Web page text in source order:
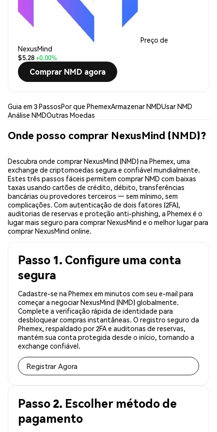
Preço de
NexusMind
$5.28+0.00%
Comprar NMD agora
Guia em 3 PassosPor que PhemexArmazenar NMDUsar NMD
Análise NMDOutras Moedas
Onde posso comprar NexusMind (NMD)?
Descubra onde comprar NexusMind (NMD) na Phemex, uma
exchange de criptomoedas segura e confiável mundialmente.
Estes três passos fáceis permitem comprar NMD com baixas
taxas usando cartões de crédito, débito, transferências
bancárias ou provedores terceiros — sem mínimo, sem
complicações. Com autenticação de dois fatores (2FA),
auditorias de reservas e proteção anti-phishing, a Phemex é o
lugar mais seguro para comprar NexusMind e o melhor lugar para
comprar NexusMind online.
Passo 1. Configure uma conta
segura
Cadastre-se na Phemex em minutos com seu e-mail para
começar a negociar NexusMind (NMD) globalmente.
Complete a verificação rápida de identidade para
desbloquear compras instantâneas. O registro seguro da
Phemex, respaldado por 2FA e auditorias de reservas,
mantém sua conta protegida desde o início, tornando a
exchange confiável.
Registrar Agora
Passo 2. Escolher método de
pagamento